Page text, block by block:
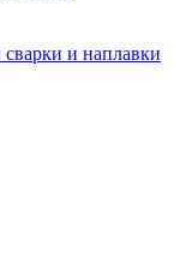
и наплавки